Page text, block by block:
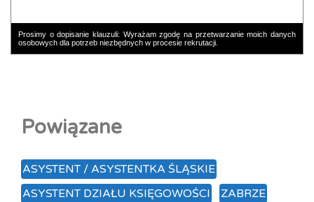
Prosimy o dopisanie klauzuli: Wyrażam zgodę na przetwarzanie moich danych
osobowych dla potrzeb niezbędnych w procesie rekrutacji.
Powiązane
ASYSTENT / ASYSTENTKA ŚLĄSKIE
ASYSTENT DZIAŁU KSIĘGOWOŚCI
ZABRZE